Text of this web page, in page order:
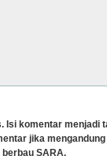
komentar menjadi
jika
SARA.